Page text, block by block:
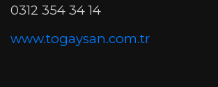
0312 354 34 14
www.togaysan.com.tr